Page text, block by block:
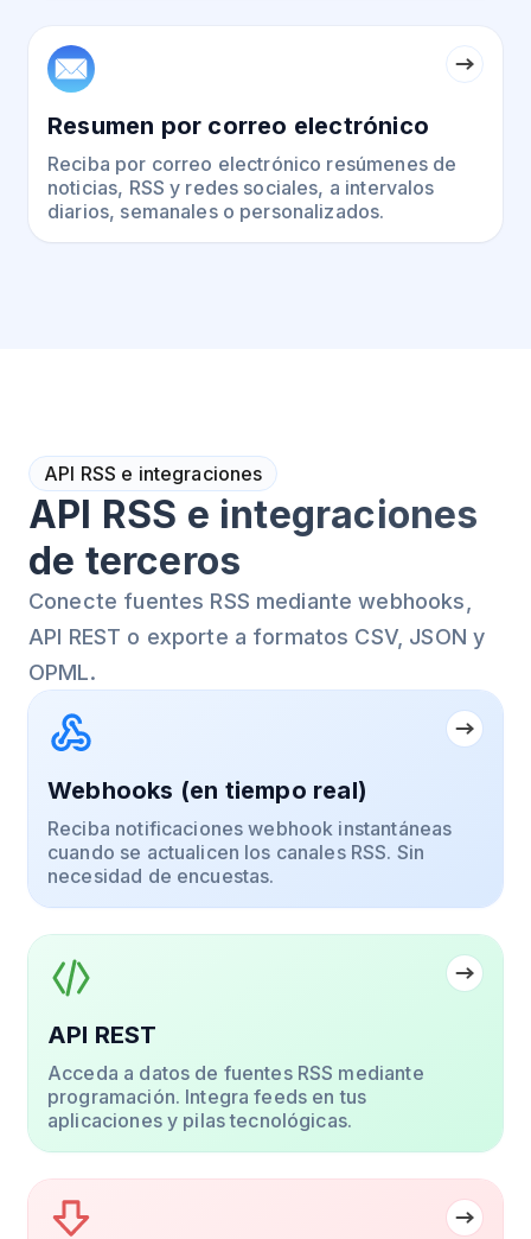
Resumen por correo electrónico
Reciba por correo electrónico resúmenes de
noticias, RSS y redes sociales, a intervalos
diarios, semanales o personalizados.
API RSS e integraciones
API RSS e integraciones
de terceros
Conecte fuentes RSS mediante webhooks,
API REST o exporte a formatos CSV, JSON y
OPML.
Webhooks (en tiempo real)
Reciba notificaciones webhook instantáneas
cuando se actualicen los canales RSS. Sin
necesidad de encuestas.
API REST
Acceda a datos de fuentes RSS mediante
programación. Integra feeds en tus
aplicaciones y pilas tecnológicas.